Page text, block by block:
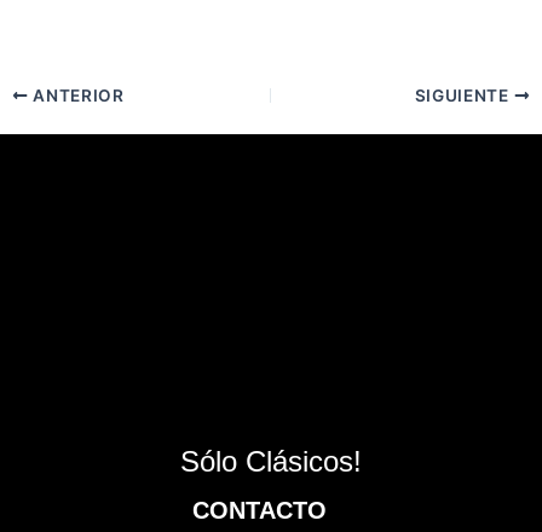
ANTERIOR SIGUIENTE
Sólo Clásicos!
CONTACTO